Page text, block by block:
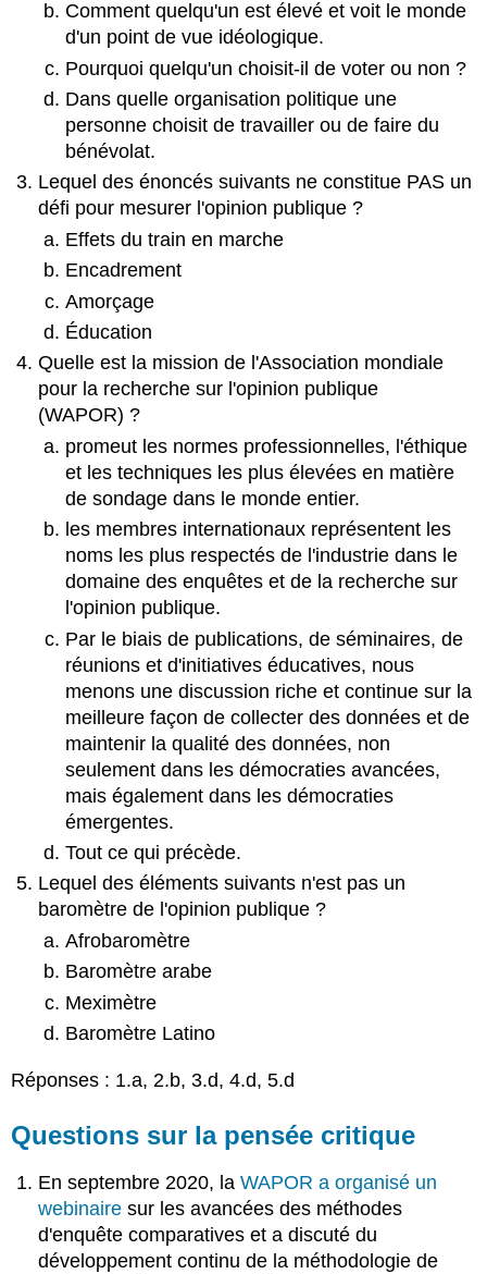
Comment quelqu'un est élevé et voit le monde
d'un point de vue idéologique.
Pourquoi quelqu'un choisit-il de voter ou non ?
Dans quelle organisation politique une
personne choisit de travailler ou de faire du
bénévolat.
Lequel des énoncés suivants ne constitue PAS un
défi pour mesurer l'opinion publique ?
Effets du train en marche
Encadrement
Amorçage
Éducation
Quelle est la mission de l'Association mondiale
pour la recherche sur l'opinion publique
(WAPOR) ?
promeut les normes professionnelles, l'éthique
et les techniques les plus élevées en matière
de sondage dans le monde entier.
les membres internationaux représentent les
noms les plus respectés de l'industrie dans le
domaine des enquêtes et de la recherche sur
l'opinion publique.
Par le biais de publications, de séminaires, de
réunions et d'initiatives éducatives, nous
menons une discussion riche et continue sur la
meilleure façon de collecter des données et de
maintenir la qualité des données, non
seulement dans les démocraties avancées,
mais également dans les démocraties
émergentes.
Tout ce qui précède.
Lequel des éléments suivants n'est pas un
baromètre de l'opinion publique ?
Afrobaromètre
Baromètre arabe
Meximètre
Baromètre Latino
Réponses : 1.a, 2.b, 3.d, 4.d, 5.d
Questions sur la pensée critique
En septembre 2020, laWAPOR a organisé un
webinaire sur les avancées des méthodes
d'enquête comparatives et a discuté du
développement continu de la méthodologie de